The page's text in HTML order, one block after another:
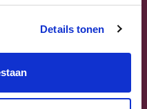
Details tonen